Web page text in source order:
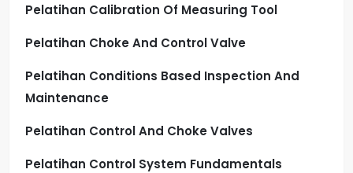
Pelatihan Calibration Of Measuring Tool
Pelatihan Choke And Control Valve
Pelatihan Conditions Based Inspection And
Maintenance
Pelatihan Control And Choke Valves
Pelatihan Control System Fundamentals